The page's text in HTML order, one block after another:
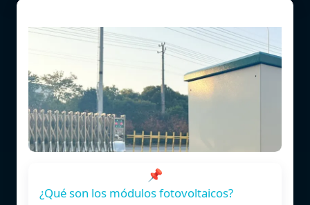
📌
¿Qué son los módulos fotovoltaicos?